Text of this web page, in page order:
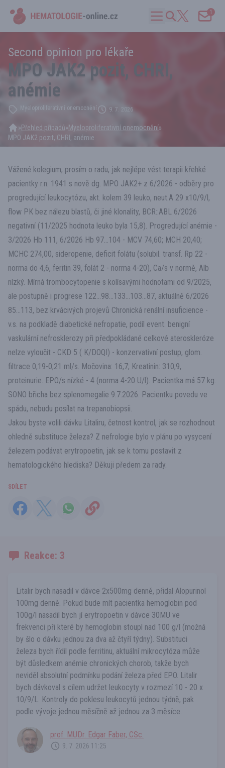
1
Second opinion pro lékaře
MPO JAK2 pozit, CHRI,
anémie
Myeloproliferativní onemocnění 9. 7. 2026
»Přehled případů»Myeloproliferativní onemocnění»
MPO JAK2 pozit, CHRI, anémie
Vážené kolegium, prosím o radu, jak nejlépe vést terapii křehké
pacientky r.n. 1941 s nově dg. MPO JAK2+ z 6/2026 - odběry pro
progredující leukocytózu, akt. kolem 39 leuko, neut.A 29 x10/9/l,
flow PK bez nálezu blastů, či jiné klonality, BCR::ABL 6/2026
negativní (11/2025 hodnota leuko byla 15,8). Progredující anémie -
3/2026 Hb 111, 6/2026 Hb 97...104 - MCV 74,60; MCH 20,40;
MCHC 274,00, sideropenie, deficit folátu (solubil. transf. Rp 22 -
norma do 4,6, feritin 39, folát 2 - norma 4-20), Ca/s v normě, Alb
nízký. Mírná trombocytopenie s kolísavými hodnotami od 9/2025,
ale postupně i progrese 122...98...133...103...87, aktuálně 6/2026
85...113, bez krvácivých projevů Chronická renální insuficience -
v.s. na podkladě diabetické nefropatie, podíl event. benigní
vaskulární nefrosklerozy při předpokládané celkové ateroskleróze
nelze vyloučit - CKD 5 ( K/DOQI) - konzervativní postup, glom.
filtrace 0,19-0,21 ml/s. Močovina: 16,7; Kreatinin: 310,9,
proteinurie. EPO/s nízké - 4 (norma 4-20 U/l). Pacientka má 57 kg.
SONO břicha bez splenomegalie 9.7.2026. Pacientku povedu ve
spádu, nebudu posílat na trepanobiopsii.
Jakou byste volili dávku Litaliru, četnost kontrol, jak se rozhodnout
ohledně substituce železa? Z nefrologie bylo v plánu po vysycení
železem podávat erytropoetin, jak se k tomu postavit z
hematologického hlediska? Děkuji předem za rady.
SDÍLET
Reakce: 3
Litalir bych nasadil v dávce 2x500mg denně, přidal Alopurinol
100mg denně. Pokud bude mít pacientka hemoglobin pod
100g/l nasadil bych jí erytropoetin v dávce 30MU ve
frekvenci při které by hemoglobin stoupl nad 100 g/l (možná
by šlo o dávku jednou za dva až čtyří týdny). Substituci
železa bych řídil podle ferritinu, aktuální mikrocytóza může
být důsledkem anémie chronických chorob, takže bych
neviděl absolutní podmínku podání železa před EPO. Litalir
bych dávkoval s cílem udržet leukocyty v rozmezí 10 - 20 x
10/9/L. Kontroly do poklesu leukocytů jednou týdně, pak
podle vývoje jednou měsíčně až jednou za 3 měsíce.
prof. MUDr. Edgar Faber, CSc.
9. 7. 2026 11:25